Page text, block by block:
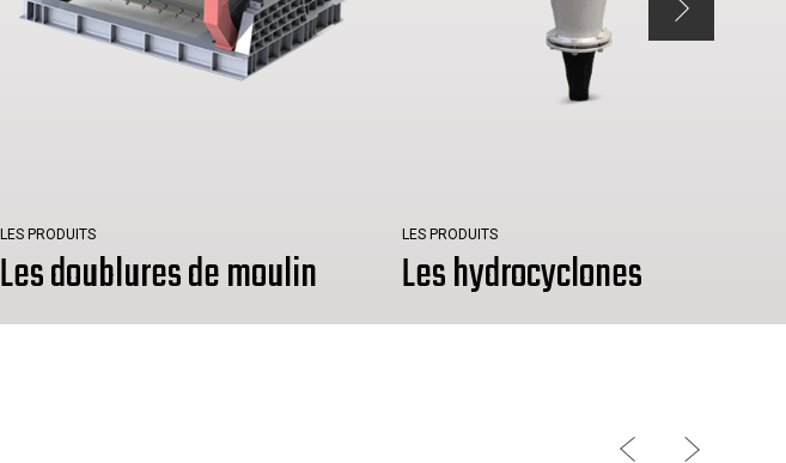
LES PRODUITS
Les doublures de moulin
LES PRODUITS
Les hydrocyclones